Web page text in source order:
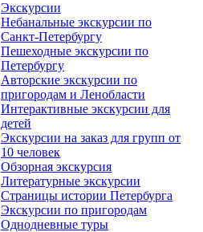
Экскурсии
Небанальные экскурсии по
Санкт-Петербургу
Пешеходные экскурсии по
Петербургу
Авторские экскурсии по
пригородам и Ленобласти
Интерактивные экскурсии для
детей
Экскурсии на заказ для групп от
10 человек
Обзорная экскурсия
Литературные экскурсии
Страницы истории Петербурга
Экскурсии по пригородам
Однодневные туры